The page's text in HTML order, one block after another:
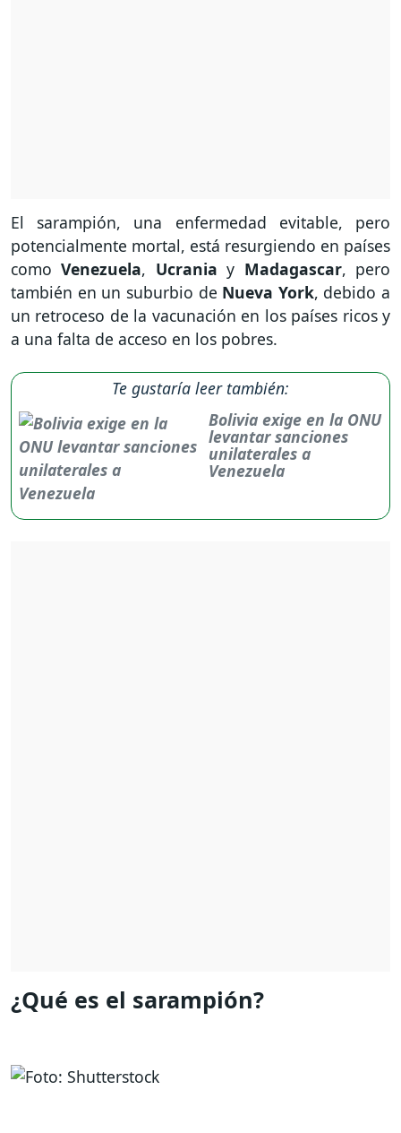
El sarampión, una enfermedad evitable, pero
potencialmente mortal, está resurgiendo en países
comoVenezuela, Ucraniay Madagascar, pero
también en un suburbio de Nueva York, debido a
un retroceso de la vacunación en los países ricos y
a una falta de acceso en los pobres.
Te gustaría leer también:
Bolivia exige en la ONU
levantar sanciones
unilaterales a
Venezuela
¿Qué es el sarampión?